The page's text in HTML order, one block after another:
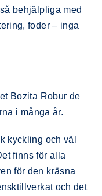
behjälpliga med
foder – inga
Bozita Robur de
i många år.
kyckling och väl
finns för alla
för den kräsna
och det